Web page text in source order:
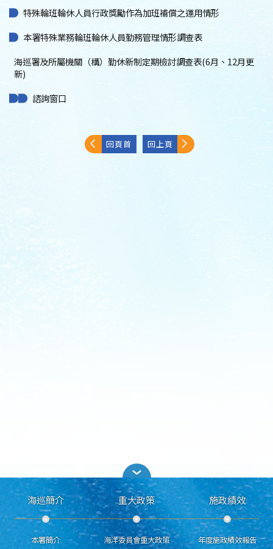
特殊輪班輪休人員行政獎勵作為加班補償之運用情形
本署特殊業務輪班輪休人員勤務管理情形調查表
海巡署及所屬機關（構）勤休新制定期檢討調查表(6月、12月更
新)
諮詢窗口
回頁首 回上頁
海巡簡介
本署簡介
重大政策
海洋委員會重大政策
施政績效
年度施政績效報告